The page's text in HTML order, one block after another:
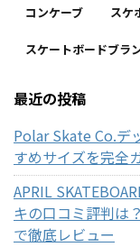
コンケーブ スケ
スケートボードブラ
最近の投稿
Polar Skate Co.デ
すめサイズを完全
APRIL
キの口コミ評判は
で徹底レビュー